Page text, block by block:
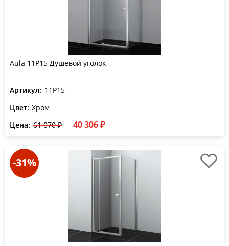
Aula 11P15 Душевой уголок
Артикул: 11P15
Цвет: Хром
Цена: 61 070 ₽ 40 306 ₽
-31%